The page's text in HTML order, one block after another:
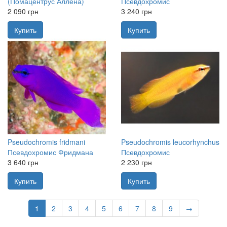
2 090 грн
Купить
3 240 грн
Купить
Pseudochromis fridmani
Псевдохромис Фридмана
3 640 грн
Купить
Pseudochromis leucorhynchus
Псевдохромис
2 230 грн
Купить
1 2 3 4 5 6 7 8 9 →